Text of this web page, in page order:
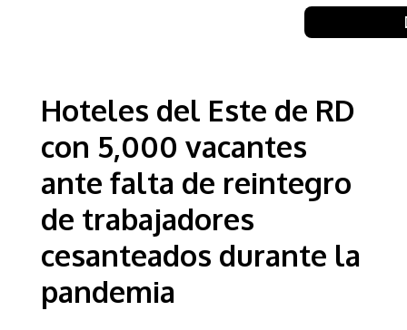
Hoteles del Este de RD
con 5,000 vacantes
ante falta de reintegro
de trabajadores
cesanteados durante la
pandemia